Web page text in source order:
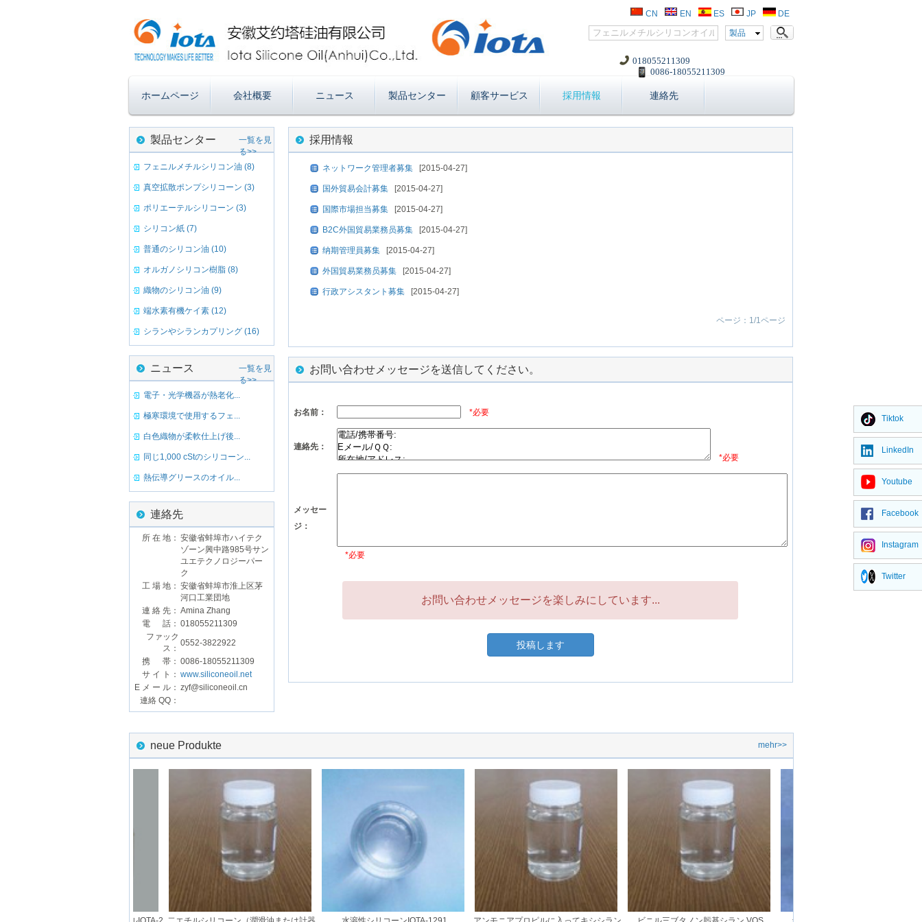
CN EN ES JP
DE
製品
018055211309
0086-18055211309
ホームページ 会社概要 ニュース 製品センター 顧客サービス 採用情報 連絡先
Tiktok
LinkedIn
Youtube
Facebook
Instagram
Twitter
製品センター
一覧を見
る>>
フェニルメチルシリコン油 (8)
真空拡散ポンプシリコーン (3)
ポリエーテルシリコーン (3)
シリコン紙 (7)
普通のシリコン油 (10)
オルガノシリコン樹脂 (8)
織物のシリコン油 (9)
端水素有機ケイ素 (12)
シランやシランカプリング (16)
ニュース
一覧を見
る>>
電子・光学機器が熱老化...
極寒環境で使用するフェ...
白色織物が柔軟仕上げ後...
同じ1,000 cStのシリコーン...
熱伝導グリースのオイル...
連絡先
所 在 地： 安徽省蚌埠市ハイテク
ゾーン興中路985号サン
ユエテクノロジーパー
ク
工 場 地： 安徽省蚌埠市淮上区茅
河口工業団地
連 絡 先： Amina Zhang
電 話： 018055211309
ファック
ス：
0552-3822922
携 帯： 0086-18055211309
サ イ ト： www.siliconeoil.net
E メ ー ル： zyf@siliconeoil.cn
連絡 QQ：
採用情報
ネットワーク管理者募集[2015-04-27]
国外貿易会計募集[2015-04-27]
国際市場担当募集[2015-04-27]
B2C外国貿易業務员募集[2015-04-27]
纳期管理員募集[2015-04-27]
外国貿易業務员募集[2015-04-27]
行政アシスタント募集[2015-04-27]
ページ：1/1ページ
お問い合わせメッセージを送信してください。
お名前： *必要
連絡先：
*必要
メッセー
ジ：
*必要
お問い合わせメッセージを楽しみにしています...
投稿します
neue Produkte mehr>>